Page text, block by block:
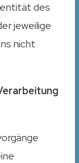
des
jeweilige
nicht